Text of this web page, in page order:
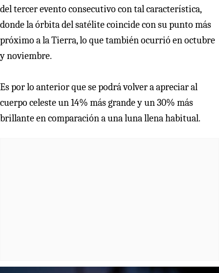
del tercer evento consecutivo con tal característica,
donde la órbita del satélite coincide con su punto más
próximo a la Tierra, lo que también ocurrió en octubre
y noviembre.
Es por lo anterior que se podrá volver a apreciar al
cuerpo celeste un 14% más grande y un 30% más
brillante en comparación a una luna llena habitual.